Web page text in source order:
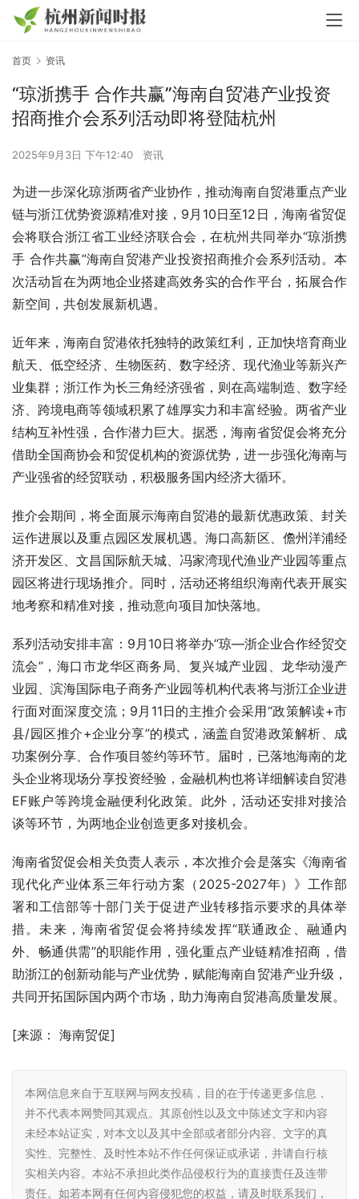
首页 资讯
“琼浙携手 合作共赢”海南自贸港产业投资
招商推介会系列活动即将登陆杭州
2025年9月3日 下午12:40 资讯
为进一步深化琼浙两省产业协作，推动海南自贸港重点产业
链与浙江优势资源精准对接，9月10日至12日，海南省贸促
会将联合浙江省工业经济联合会，在杭州共同举办“琼浙携
手 合作共赢”海南自贸港产业投资招商推介会系列活动。本
次活动旨在为两地企业搭建高效务实的合作平台，拓展合作
新空间，共创发展新机遇。
近年来，海南自贸港依托独特的政策红利，正加快培育商业
航天、低空经济、生物医药、数字经济、现代渔业等新兴产
业集群；浙江作为长三角经济强省，则在高端制造、数字经
济、跨境电商等领域积累了雄厚实力和丰富经验。两省产业
结构互补性强，合作潜力巨大。据悉，海南省贸促会将充分
借助全国商协会和贸促机构的资源优势，进一步强化海南与
产业强省的经贸联动，积极服务国内经济大循环。
推介会期间，将全面展示海南自贸港的最新优惠政策、封关
运作进展以及重点园区发展机遇。海口高新区、儋州洋浦经
济开发区、文昌国际航天城、冯家湾现代渔业产业园等重点
园区将进行现场推介。同时，活动还将组织海南代表开展实
地考察和精准对接，推动意向项目加快落地。
系列活动安排丰富：9月10日将举办“琼—浙企业合作经贸交
流会”，海口市龙华区商务局、复兴城产业园、龙华动漫产
业园、滨海国际电子商务产业园等机构代表将与浙江企业进
行面对面深度交流；9月11日的主推介会采用“政策解读+市
县/园区推介+企业分享”的模式，涵盖自贸港政策解析、成
功案例分享、合作项目签约等环节。届时，已落地海南的龙
头企业将现场分享投资经验，金融机构也将详细解读自贸港
EF账户等跨境金融便利化政策。此外，活动还安排对接洽
谈等环节，为两地企业创造更多对接机会。
海南省贸促会相关负责人表示，本次推介会是落实《海南省
现代化产业体系三年行动方案（2025-2027年）》工作部
署和工信部等十部门关于促进产业转移指示要求的具体举
措。未来，海南省贸促会将持续发挥“联通政企、融通内
外、畅通供需”的职能作用，强化重点产业链精准招商，借
助浙江的创新动能与产业优势，赋能海南自贸港产业升级，
共同开拓国际国内两个市场，助力海南自贸港高质量发展。
[来源： 海南贸促]
本网信息来自于互联网与网友投稿，目的在于传递更多信息，
并不代表本网赞同其观点。其原创性以及文中陈述文字和内容
未经本站证实，对本文以及其中全部或者部分内容、文字的真
实性、完整性、及时性本站不作任何保证或承诺，并请自行核
实相关内容。本站不承担此类作品侵权行为的直接责任及连带
责任。如若本网有任何内容侵犯您的权益，请及时联系我们，